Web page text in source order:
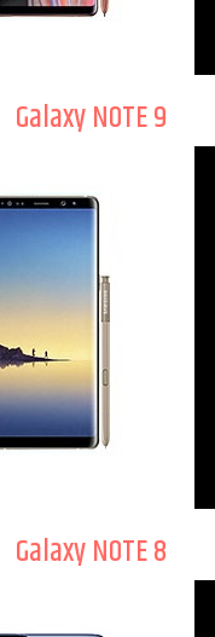
Galaxy NOTE 9
Galaxy NOTE 8